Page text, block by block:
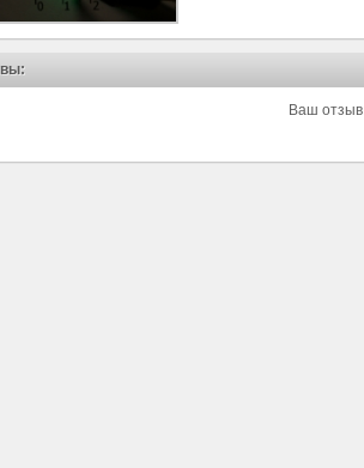
Ваш